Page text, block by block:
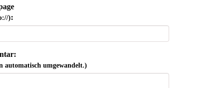
):
automatisch umgewandelt.)